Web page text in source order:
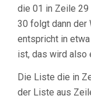
die 01 in Zeile
30 folgt dann der
entspricht in
ist, das wird also
Die Liste die in
der Liste aus